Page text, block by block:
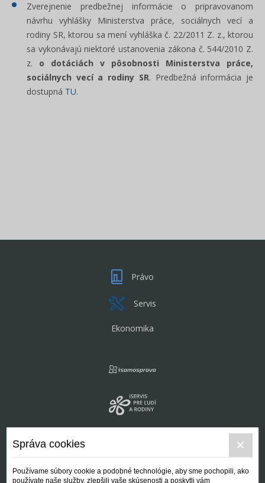
Zverejnenie predbežnej informácie o pripravovanom
návrhu vyhlášky Ministerstva práce, sociálnych vecí a
rodiny SR, ktorou sa mení vyhláška č. 22/2011 Z. z., ktorou
sa vykonávajú niektoré ustanovenia zákona č. 544/2010 Z.
z. o dotáciách v pôsobnosti Ministerstva práce,
sociálnych vecí a rodiny SR. Predbežná informácia je
dostupná TU.
Právo
Servis
Ekonomika
Správa cookies
Používame súbory cookie a podobné technológie, aby sme pochopili, ako
používate naše služby, zlepšili vaše skúsenosti a poskytli vám